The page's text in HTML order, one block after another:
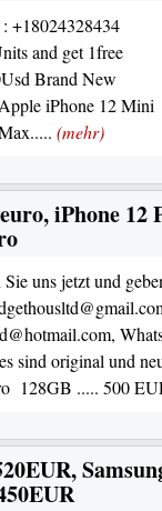
+18024328434
and get 1free
Brand New
iPhone 12 Mini
(mehr)
iPhone 12
uns jetzt und
sind original und
128GB ..... 500